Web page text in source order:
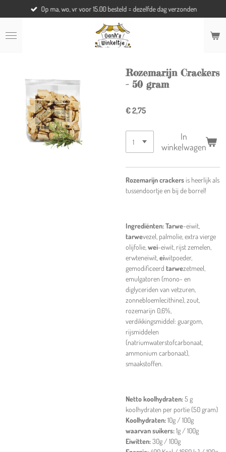
direct
naar
de
Op ma, wo, vr voor 15.00 besteld = dezelfde dag verzonden
Rozemarijn Crackers
- 50 gram
€ 2,75
In
winkelwagen
Rozemarijn crackers is heerlijk als
tussendoortje en bij de borrel!
Ingrediënten:Tarwe-eiwit,
tarwevezel, palmolie, extra vierge
olijfolie, wei-eiwit, rijst zemelen,
erwteneiwit, eiwitpoeder,
gemodificeerd tarwezetmeel,
emulgatoren (mono- en
diglyceriden van vetzuren,
zonnebloemlecithine), zout,
rozemarijn 0,6%,
verdikkingsmiddel: guargom,
rijsmiddelen
(natriumwaterstofcarbonaat,
ammonium carbonaat),
smaakstoffen.
Netto koolhydraten:5 g
koolhydraten per portie (50 gram)
Koolhydraten:10g / 100g
waarvan suikers:1g / 100g
Eiwitten:30g / 100g